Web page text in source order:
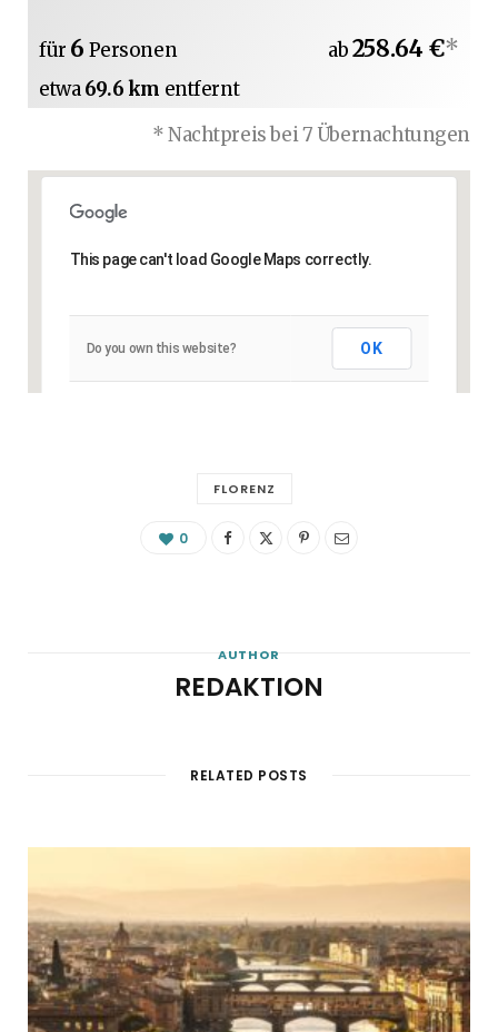
für 6 Personen
etwa69.6 km entfernt
ab258.64 €*
* Nachtpreis bei 7 Übernachtungen
This page can't load Google Maps correctly.
Do you own this website? OK
FLORENZ
0
AUTHOR
REDAKTION
RELATED POSTS